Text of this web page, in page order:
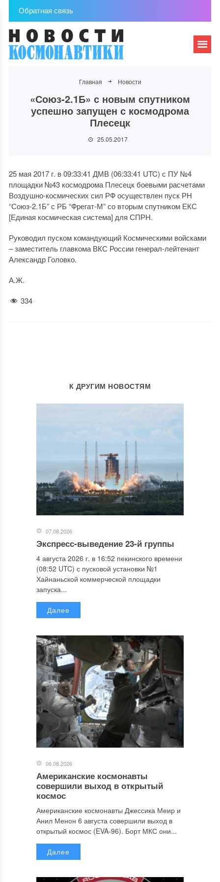
Обратная связь
Главная Новости
«Союз-2.1Б» с новым спутником
успешно запущен с космодрома
Плесецк
25.05.2017
25 мая 2017 г. в 09:33:41 ДМВ (06:33:41 UTC) с ПУ №4
площадки №43 космодрома Плесецк боевыми расчетами
Воздушно-космических сил РФ осуществлен пуск РН
“Союз-2.1Б” с РБ “Фрегат-М” со вторым спутником ЕКС
[Единая космическая система] для СПРН.
Руководил пуском командующий Космическими войсками
– заместитель главкома ВКС России генерал-лейтенант
Александр Головко.
А.Ж.
334
К ДРУГИМ НОВОСТЯМ
07.08.2026
Экспресс-выведение 23-й группы
4 августа 2026 г. в 16:52 пекинского времени
(08:52 UTC) с пусковой установки №1
Хайнаньской коммерческой площадки
запуска...
Далее
06.08.2026
Американские космонавты
совершили выход в открытый
космос
Американские космонавты Джессика Меир и
Анил Менон 6 августа совершили выход в
открытый космос (EVA-96). Борт МКС они...
Далее